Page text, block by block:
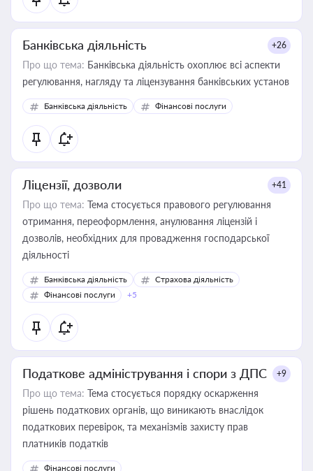
Банківська діяльність +26
Про що тема: Банківська діяльність охоплює всі аспекти
регулювання, нагляду та ліцензування банківських установ
Банківська діяльність Фінансові послуги
Ліцензії, дозволи +41
Про що тема: Тема стосується правового регулювання
отримання, переоформлення, анулювання ліцензій і
дозволів, необхідних для провадження господарської
діяльності
Банківська діяльність
Страхова діяльність
Фінансові послуги
+5
Податкове адміністрування і спори з ДПС +9
Про що тема: Тема стосується порядку оскарження
рішень податкових органів, що виникають внаслідок
податкових перевірок, та механізмів захисту прав
платників податків
Фінансові послуги